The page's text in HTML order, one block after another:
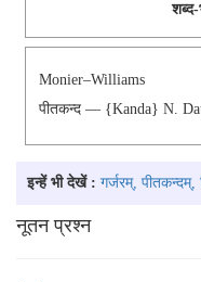
Monier–Williams
पीतकन्द — {kanda} N.
इन्हें भी देखें : गर्जरम्,
नूतन प्रश्न